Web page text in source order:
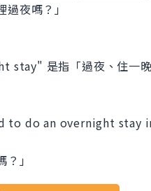
夜嗎？」
stay" 是指「過夜、住一
to do an overnight stay
」